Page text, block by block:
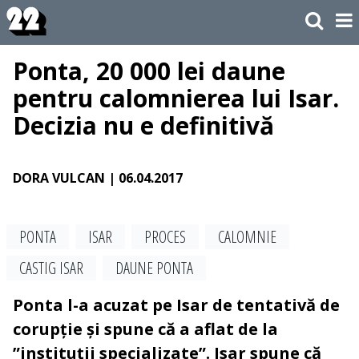
Ponta, 20 000 lei daune
pentru calomnierea lui Isar.
Decizia nu e definitivă
DORA VULCAN | 06.04.2017
PONTA ISAR PROCES
CALOMNIE
CASTIG ISAR
DAUNE PONTA
Ponta l-a acuzat pe Isar de tentativă de
corupție și spune că a aflat de la
”instituții specializate”. Isar spune că